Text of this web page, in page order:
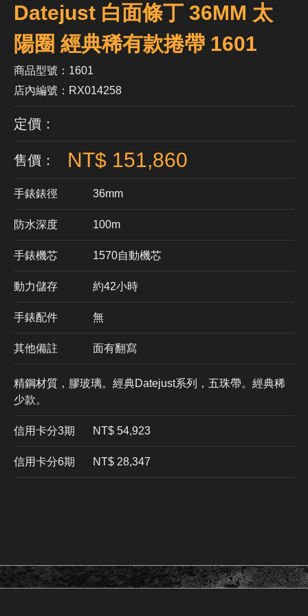
Datejust 白面條丁 36MM 太
陽圈 經典稀有款捲帶 1601
商品型號：1601
店內編號：RX014258
定價：
售價： NT$ 151,860
手錶錶徑 36mm
防水深度 100m
手錶機芯 ​1570自動機芯
動力儲存 約42小時
手錶配件 無
其他備註 面有翻寫
精鋼材質，膠玻璃。經典Datejust系列，五珠帶。經典稀
少款。
信用卡分3期 ​NT$ 54,923
信用卡分6期 NT$ 28,347